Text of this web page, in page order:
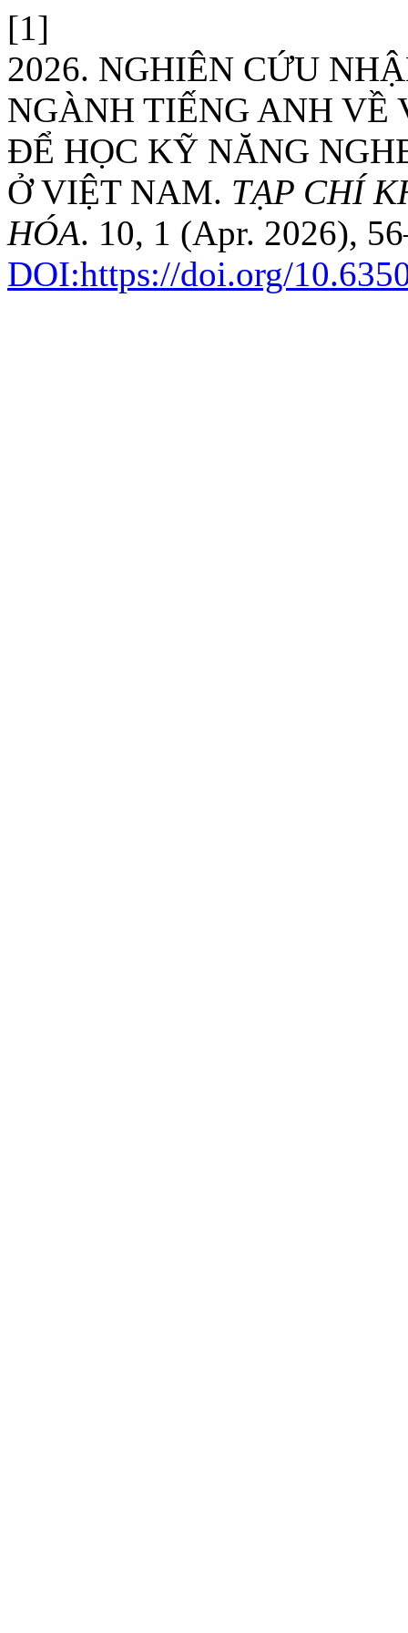
[1]
2026. NGHIÊN CỨU
NGÀNH TIẾNG ANH VỀ
ĐỂ HỌC KỸ NĂNG
Ở VIỆT NAM. TẠP CHÍ
HÓA. 10, 1 (Apr. 2026),
DOI:https://doi.org/